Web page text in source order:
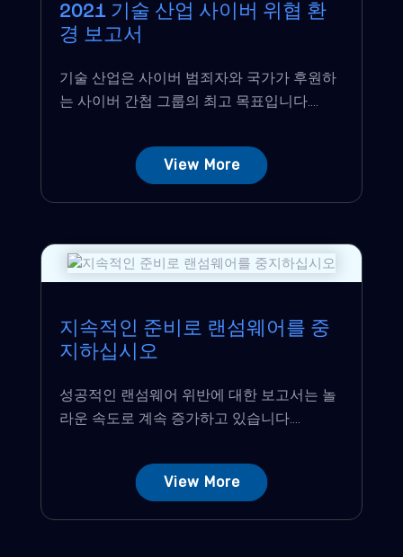
2021 기술 산업 사이버 위협 환
경 보고서
기술 산업은 사이버 범죄자와 국가가 후원하
는 사이버 간첩 그룹의 최고 목표입니다....
View More
지속적인 준비로 랜섬웨어를 중
지하십시오
성공적인 랜섬웨어 위반에 대한 보고서는 놀
라운 속도로 계속 증가하고 있습니다....
View More